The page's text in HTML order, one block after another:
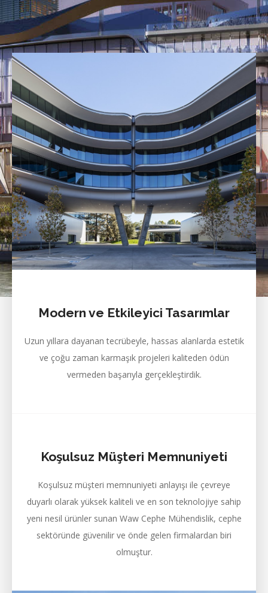
Modern ve Etkileyici Tasarımlar
Uzun yıllara dayanan tecrübeyle, hassas alanlarda estetik
ve çoğu zaman karmaşık projeleri kaliteden ödün
vermeden başarıyla gerçekleştirdik.
Koşulsuz Müşteri Memnuniyeti
Koşulsuz müşteri memnuniyeti anlayışı ile çevreye
duyarlı olarak yüksek kaliteli ve en son teknolojiye sahip
yeni nesil ürünler sunan Waw Cephe Mühendislik, cephe
sektöründe güvenilir ve önde gelen firmalardan biri
olmuştur.